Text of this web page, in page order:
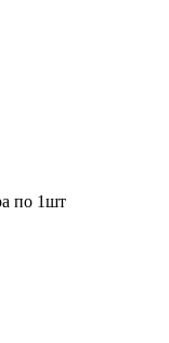
по 1шт